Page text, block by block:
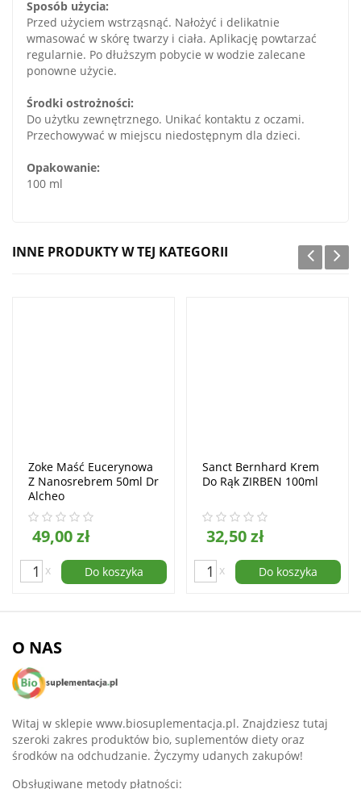
Sposób użycia:
Przed użyciem wstrząsnąć. Nałożyć i delikatnie
wmasować w skórę twarzy i ciała. Aplikację powtarzać
regularnie. Po dłuższym pobycie w wodzie zalecane
ponowne użycie.
Środki ostrożności:
Do użytku zewnętrznego. Unikać kontaktu z oczami.
Przechowywać w miejscu niedostępnym dla dzieci.
Opakowanie:
100 ml
INNE PRODUKTY W TEJ KATEGORII
Zoke Maść Eucerynowa
Z Nanosrebrem 50ml Dr
Alcheo
49,00 zł
x Do koszyka
Sanct Bernhard Krem
Do Rąk ZIRBEN 100ml
32,50 zł
x Do koszyka
O NAS
Witaj w sklepie www.biosuplementacja.pl. Znajdziesz tutaj
szeroki zakres produktów bio, suplementów diety oraz
środków na odchudzanie. Życzymy udanych zakupów!
Obsługiwane metody płatności: